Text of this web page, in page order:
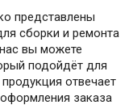
представлены
сборки и ремонта
вы можете
подойдёт для
отвечает
заказа